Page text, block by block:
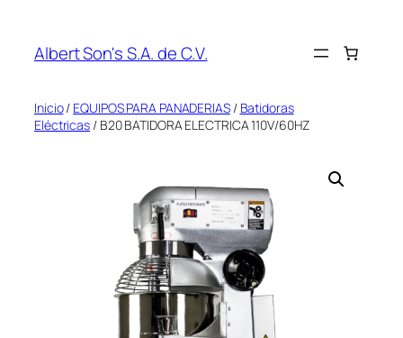
contenido
Albert Son's S.A. de C.V.
Inicio/ EQUIPOS PARA PANADERIAS/ Batidoras
Eléctricas / B20 BATIDORA ELECTRICA 110V/60HZ